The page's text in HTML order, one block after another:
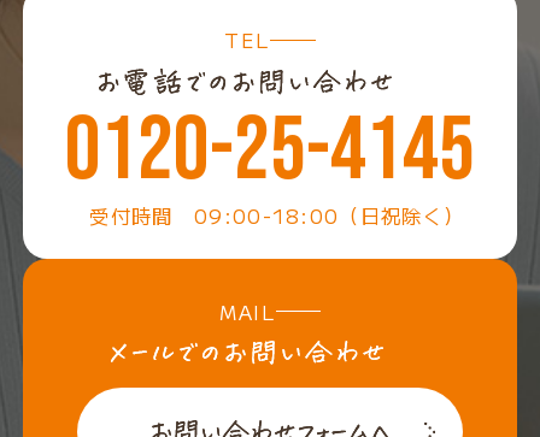
TEL
0120-25-4145
受付時間 09:00-18:00（日祝除く）
MAIL